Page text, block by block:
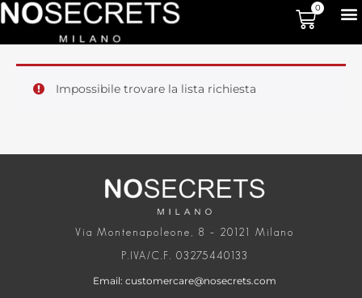
0
Impossibile trovare la lista richiesta
Via Montenapoleone, 8 – 20121 Milano
P.IVA/C.F. 03275440133
Email: customercare@nosecrets.com